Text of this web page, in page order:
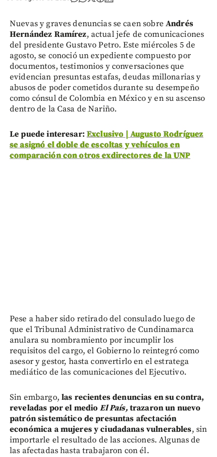
Nuevas y graves denuncias se caen sobre Andrés
Hernández Ramírez, actual jefe de comunicaciones
del presidente Gustavo Petro. Este miércoles 5 de
agosto, se conoció un expediente compuesto por
documentos, testimonios y conversaciones que
evidencian presuntas estafas, deudas millonarias y
abusos de poder cometidos durante su desempeño
como cónsul de Colombia en México y en su ascenso
dentro de la Casa de Nariño.
Le puede interesar: Exclusivo | Augusto Rodríguez
se asignó el doble de escoltas y vehículos en
comparación con otros exdirectores de la UNP
Pese a haber sido retirado del consulado luego de
que el Tribunal Administrativo de Cundinamarca
anulara su nombramiento por incumplir los
requisitos del cargo, el Gobierno lo reintegró como
asesor y gestor, hasta convertirlo en el estratega
mediático de las comunicaciones del Ejecutivo.
Sin embargo, las recientes denuncias en su contra,
reveladas por el medioEl País,trazaron un nuevo
patrón sistemático de presuntas afectación
económica a mujeres y ciudadanas vulnerables, sin
importarle el resultado de las acciones. Algunas de
las afectadas hasta trabajaron con él.